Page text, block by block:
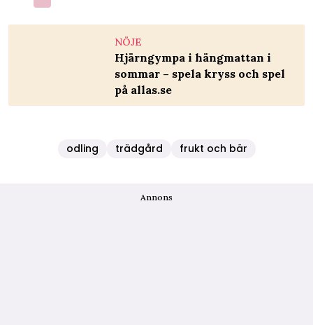
NÖJE
Hjärngympa i hängmattan i
sommar – spela kryss och spel
på allas.se
odling trädgård frukt och bär
Annons